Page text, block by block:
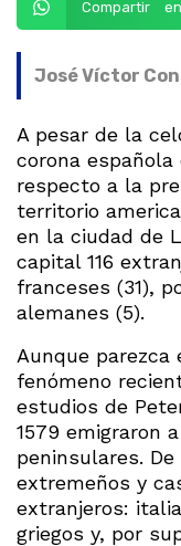
Compartir
José Víctor
A pesar de la
corona
respecto a la
territorio
en la ciudad de
capital 116
franceses (31),
alemanes (5).
Aunque
fenómeno
estudios de
1579 emigraron
peninsulares.
extremeños y
extranjeros:
griegos y, por